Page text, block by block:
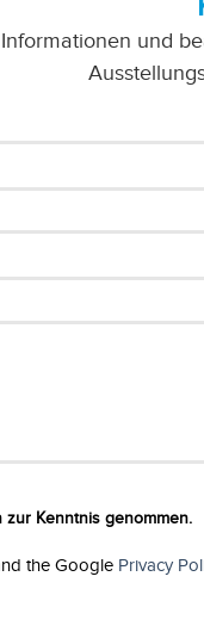
und
Kenntnis genommen.
the Google Privacy